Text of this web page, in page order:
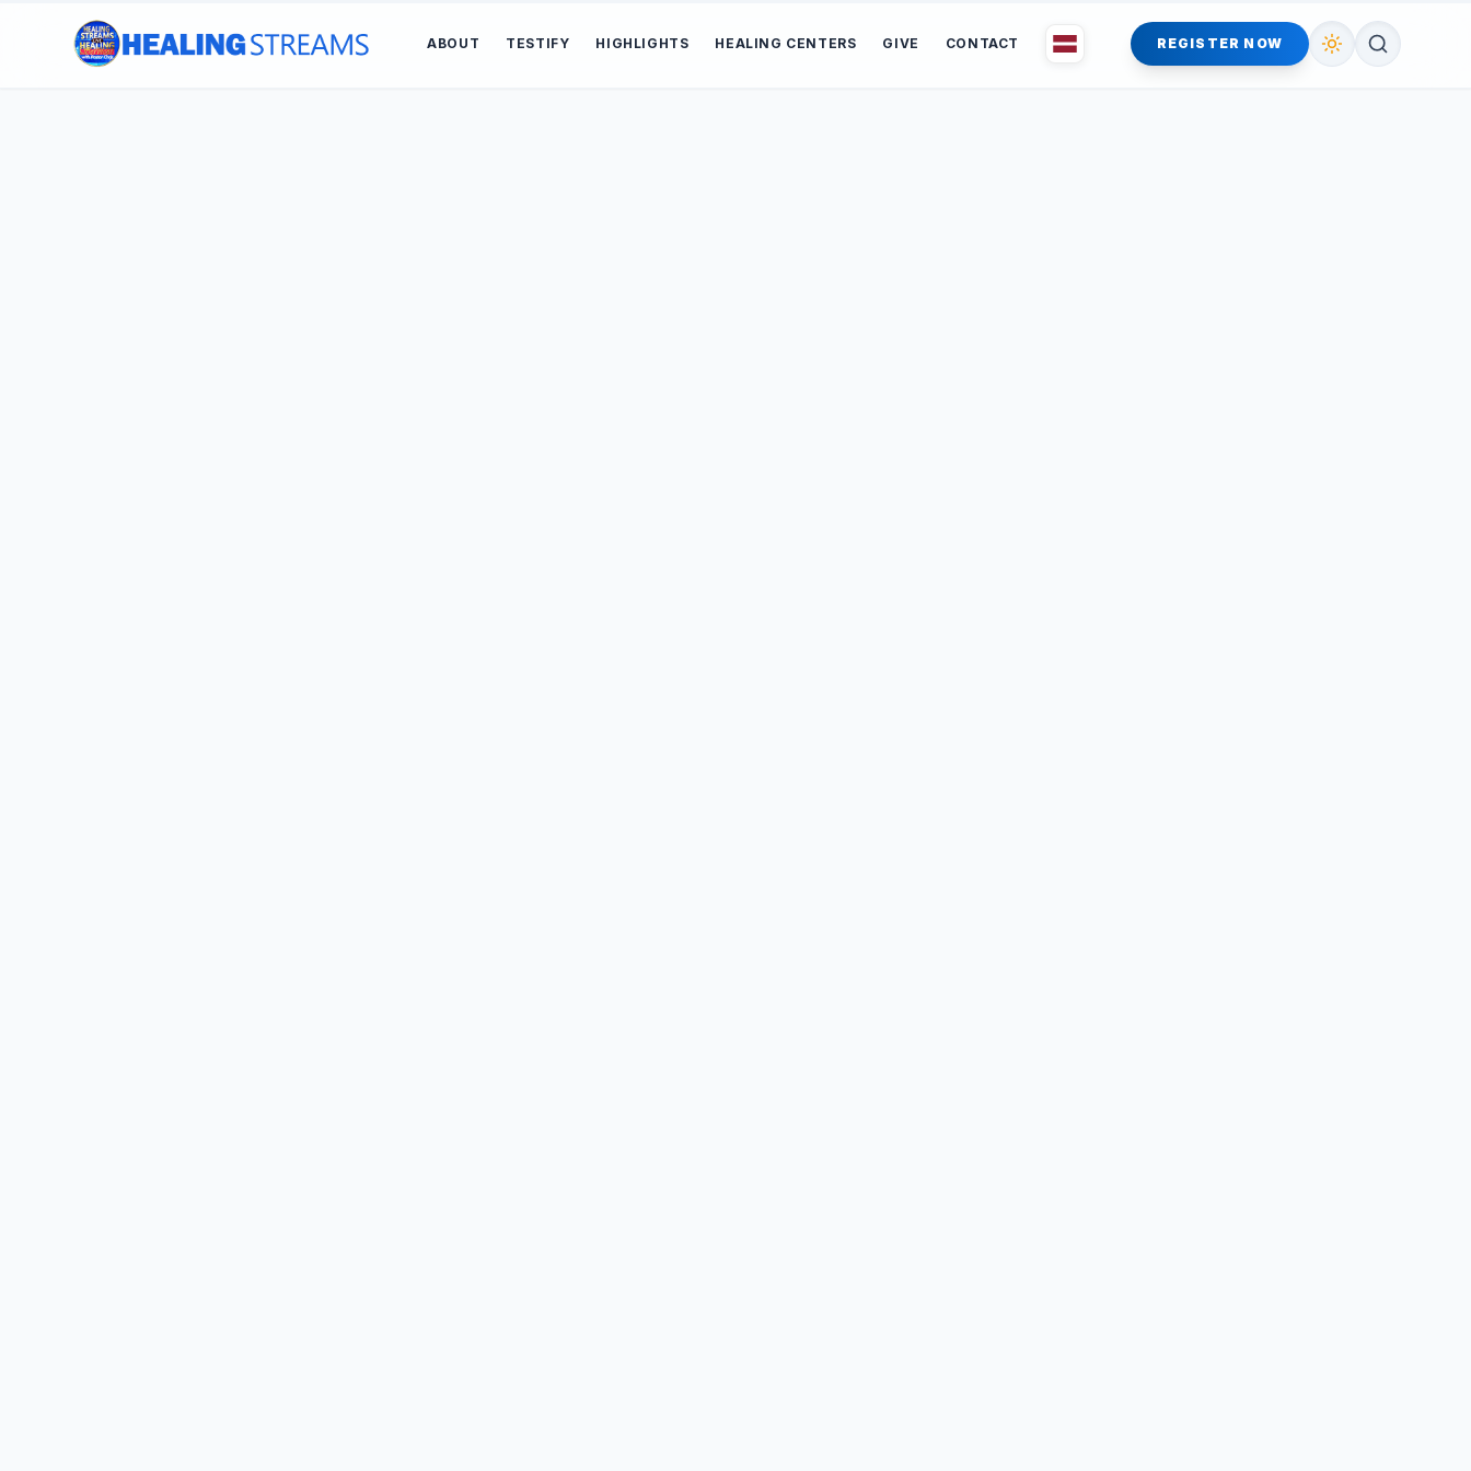
ABOUT TESTIFY HIGHLIGHTS HEALING CENTERS GIVE CONTACT REGISTER NOW